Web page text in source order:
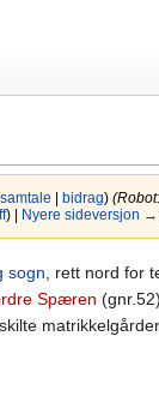
samtale bidrag)
) | Nyere sideversjon →
sogn , rett nord for
Spæren